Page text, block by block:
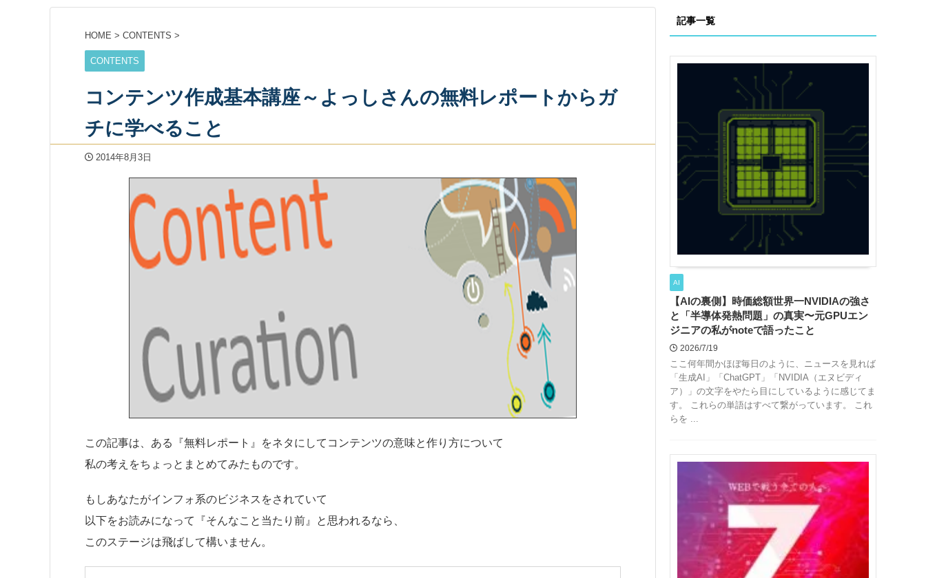
HOME > CONTENTS >
CONTENTS
コンテンツ作成基本講座～よっしさんの無料レポートからガ
チに学べること
2014年8月3日
この記事は、ある 『無料レポート』
をネタにしてコンテンツの意味と作り方について
私の考えをちょっとまとめてみたものです。
もしあなたがインフォ系のビジネスをされていて
以下をお読みになって『そんなこと当たり前』と思われるなら、
このステージは飛ばして構いません。
記事一覧
AI
【AIの裏側】時価総額世界一NVIDIAの強さ
と「半導体発熱問題」の真実〜元GPUエン
ジニアの私がnoteで語ったこと
2026/7/19
ここ何年間かほぼ毎日のように、ニュースを見れば
「生成AI」「ChatGPT」「NVIDIA（エヌビディ
ア）」の文字をやたら目にしているように感じてま
す。 これらの単語はすべて繋がっています。 これ
らを ...